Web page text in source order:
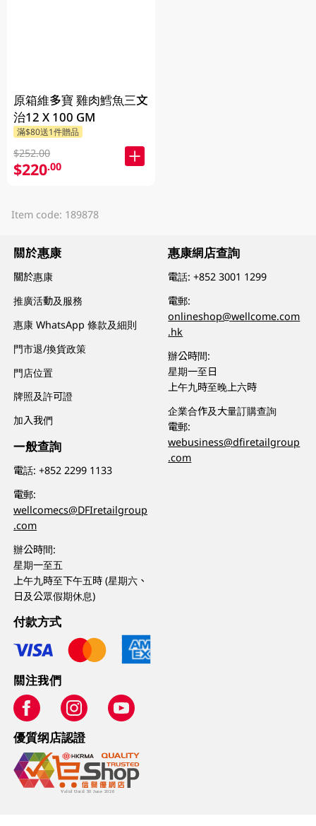
原箱維多寶 雞肉鱈魚三文
治12 X 100 GM
滿$80送1件贈品
$252.00
$220.00
Item code: 189878
關於惠康
關於惠康
推廣活動及服務
惠康 WhatsApp 條款及細則
門市退/換貨政策
門店位置
牌照及許可證
加入我們
一般查詢
電話:+852 2299 1133
電郵:
wellcomecs@DFIretailgroup
.com
辦公時間:
星期一至五
上午九時至下午五時 (星期六、
日及公眾假期休息)
惠康網店查詢
電話:+852 3001 1299
電郵:
onlineshop@wellcome.com
.hk
辦公時間:
星期一至日
上午九時至晚上六時
企業合作及大量訂購查詢
電郵:
webusiness@dfiretailgroup
.com
付款方式
關注我們
優質纲店認證